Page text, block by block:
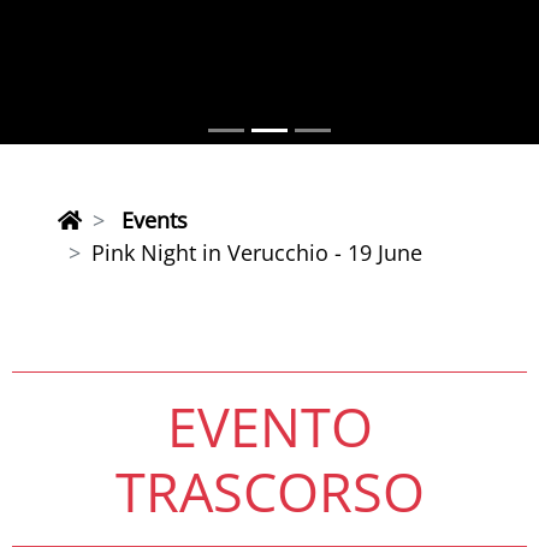
Events
Pink Night in Verucchio - 19 June
EVENTO
TRASCORSO